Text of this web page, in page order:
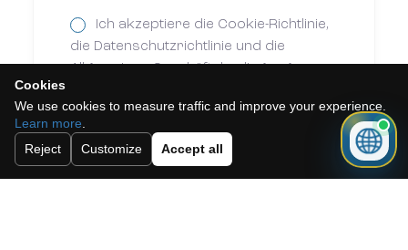
Ich akzeptiere die Cookie-Richtlinie,
die Datenschutzrichtlinie und die
Abonnieren Sie unseren Newsletter.
Cookies
We use cookies to measure traffic and improve your experience.
Learn more
Reject
Customize Accept all